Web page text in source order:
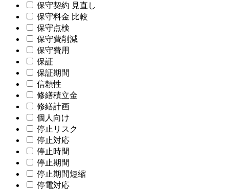
保守契約 見直し
保守料金 比較
保守点検
保守費削減
保守費用
保証
保証期間
信頼性
修繕積立金
修繕計画
個人向け
停止リスク
停止対応
停止時間
停止期間
停止期間短縮
停電対応